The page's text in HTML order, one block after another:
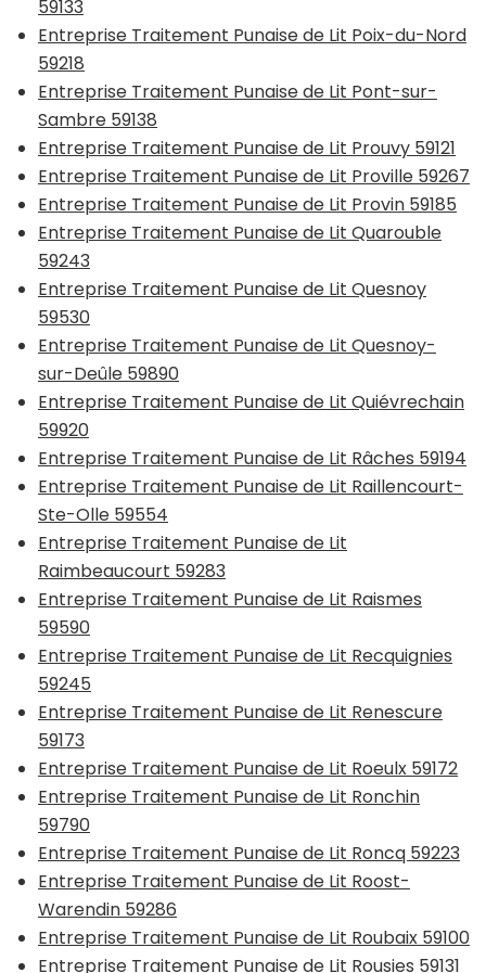
59133
Entreprise Traitement Punaise de Lit Poix-du-Nord
59218
Entreprise Traitement Punaise de Lit Pont-sur-
Sambre 59138
Entreprise Traitement Punaise de Lit Prouvy 59121
Entreprise Traitement Punaise de Lit Proville 59267
Entreprise Traitement Punaise de Lit Provin 59185
Entreprise Traitement Punaise de Lit Quarouble
59243
Entreprise Traitement Punaise de Lit Quesnoy
59530
Entreprise Traitement Punaise de Lit Quesnoy-
sur-Deûle 59890
Entreprise Traitement Punaise de Lit Quiévrechain
59920
Entreprise Traitement Punaise de Lit Râches 59194
Entreprise Traitement Punaise de Lit Raillencourt-
Ste-Olle 59554
Entreprise Traitement Punaise de Lit
Raimbeaucourt 59283
Entreprise Traitement Punaise de Lit Raismes
59590
Entreprise Traitement Punaise de Lit Recquignies
59245
Entreprise Traitement Punaise de Lit Renescure
59173
Entreprise Traitement Punaise de Lit Roeulx 59172
Entreprise Traitement Punaise de Lit Ronchin
59790
Entreprise Traitement Punaise de Lit Roncq 59223
Entreprise Traitement Punaise de Lit Roost-
Warendin 59286
Entreprise Traitement Punaise de Lit Roubaix 59100
Entreprise Traitement Punaise de Lit Rousies 59131